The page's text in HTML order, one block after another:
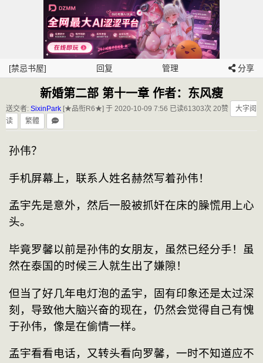
[禁忌书屋] 回复 管理 分享
新婚第二部 第十一章 作者：东风瘦
送交者: SixinPark [★品衔R6★] 于 2020-10-09 7:56 已读61303次 20赞
大字阅
读
繁體
孙伟？
手机屏幕上，联系人姓名赫然写着孙伟！
孟宇先是意外，然后一股被抓奸在床的臊慌用上心
头。
毕竟罗馨以前是孙伟的女朋友，虽然已经分手！虽
然在泰国的时候三人就生出了嫌隙！
但当了好几年电灯泡的孟宇，固有印象还是太过深
刻，导致他大脑兴奋的现在，仍然会觉得自己有愧
于孙伟，像是在偷情一样。
孟宇看看电话，又转头看向罗馨，一时不知道应不